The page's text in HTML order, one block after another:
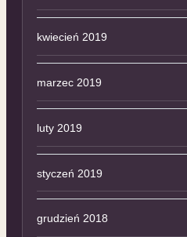
kwiecień 2019
marzec 2019
luty 2019
styczeń 2019
grudzień 2018